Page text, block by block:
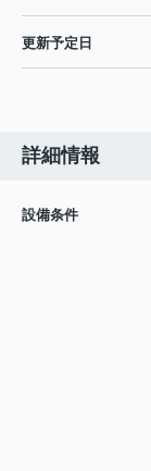
更新予定日
詳細情報
設備条件